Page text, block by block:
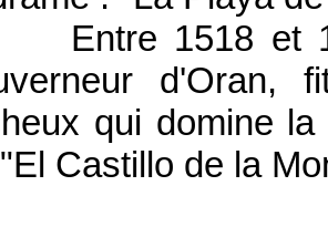
1518 et
d'Oran,
qui domine
Castillo de la